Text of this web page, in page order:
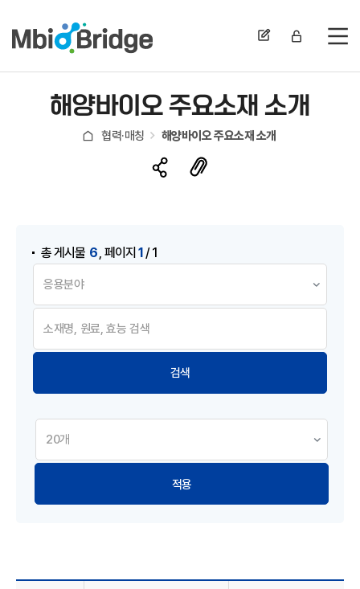
전
해양바이오 주요소재 소개
협력·매칭 해양바이오 주요소재 소개
총 게시물 6 ,페이지1/ 1
적용